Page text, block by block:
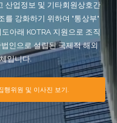
산업정보 및 기타회원상호간
를 강화하기 위하여 "통상부"
아래 KOTRA 지원으로 조직
인으로 설립된 국제적 해외
입니다.
행위원 및 이사진 보기.